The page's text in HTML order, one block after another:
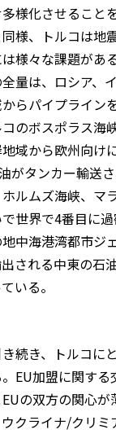
様化させること
様、トルコは地
様々な課題があ
量は、ロシア、
らパイプライン
のボスポラス海
域から欧州向け
がタンカー輸送
ルムズ海峡、マ
世界で4番目に
中海港湾都市ジ
される中東の石
いる。
続き、トルコに
EU加盟に関する
の双方の関心
クライナ/クリミ